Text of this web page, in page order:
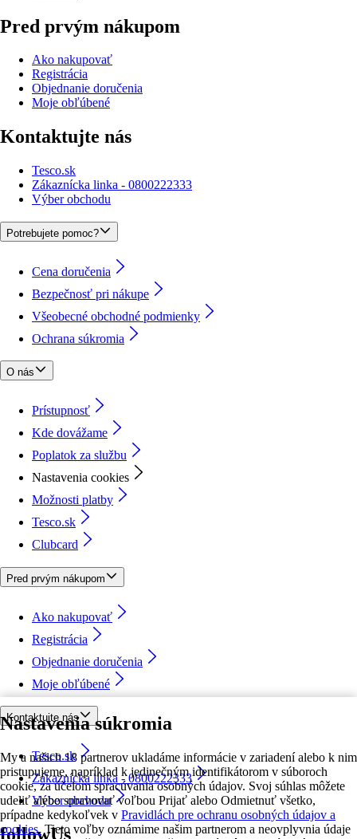
Nastavenia súkromia
My a našich 18 partnerov ukladáme informácie v zariadení alebo k nim
pristupujeme, napríklad k jedinečným identifikátorom v súboroch
cookie, za účelom spracúvania osobných údajov. Svoj súhlas môžete
udeliť alebo spravovať voľbou Prijať alebo Odmietnuť všetko,
prípadne kedykoľvek v Pravidlách pre ochranu osobných údajov a
cookies. Tieto voľby oznámime našim partnerom a neovplyvnia údaje
Pred prvým nákupom
Ako nakupovať
Registrácia
Objednanie doručenia
Moje obľúbené
Kontaktujte nás
Tesco.sk
Zákaznícka linka - 0800222333
Výber obchodu
Potrebujete pomoc?
Cena doručenia
Bezpečnosť pri nákupe
Všeobecné obchodné podmienky
Ochrana súkromia
O nás
Prístupnosť
Kde dovážame
Poplatok za službu
Nastavenia cookies
Možnosti platby
Tesco.sk
Clubcard
Pred prvým nákupom
Ako nakupovať
Registrácia
Objednanie doručenia
Moje obľúbené
Kontaktujte nás
Tesco.sk
Zákaznícka linka - 0800222333
Výber obchodu
followUs